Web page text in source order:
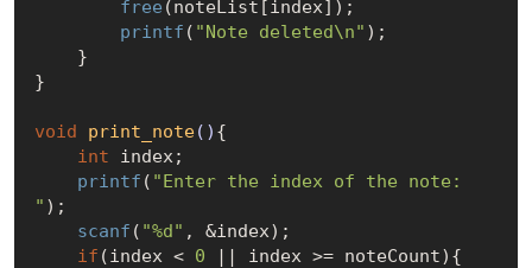
free (noteList[index]);
printf ( "Note deleted\n" );
}
void print_note() {
int index;
printf ( "Enter the index of the note:
" );
scanf ( "%d" , &index);
if (index < 0 || index >= noteCount){